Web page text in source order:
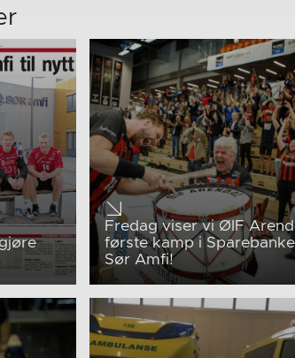
Fredag viser vi ØIF
første kamp i
Sør Amfi!